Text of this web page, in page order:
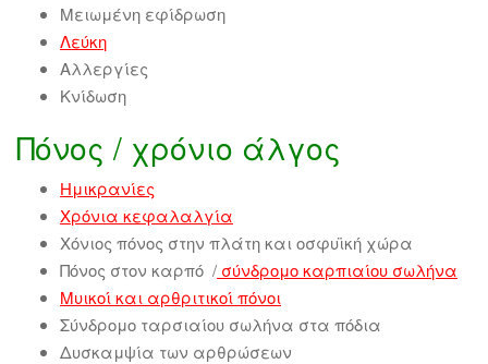
Μειωμένη εφίδρωση
Λεύκη
Αλλεργίες
Κνίδωση
Πόνος / χρόνιο άλγος
Ημικρανίες
Χρόνια κεφαλαλγία
Χόνιος πόνος στην πλάτη και οσφυϊκή χώρα
Πόνος στον καρπό / σύνδρομο καρπιαίου σωλήνα
Μυικοί και αρθριτικοί πόνοι
Σύνδρομο ταρσιαίου σωλήνα στα πόδια
Δυσκαμψία των αρθρώσεων